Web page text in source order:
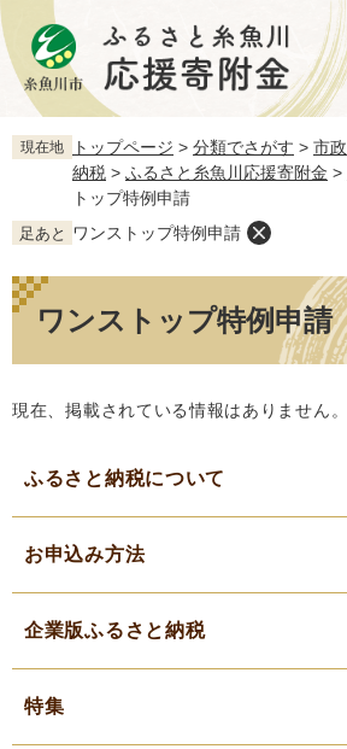
ペ
ー
ジ
頭
で
メ
ニ
ュ
飛
ば
へ
現在地 トップページ > 分類でさがす > 市政
納税 > ふるさと糸魚川応援寄附金 >
トップ特例申請
足あと ワンストップ特例申請
本
文
ワンストップ特例申請
現在、掲載されている情報はありません。
ふるさと納税について
お申込み方法
企業版ふるさと納税
特集